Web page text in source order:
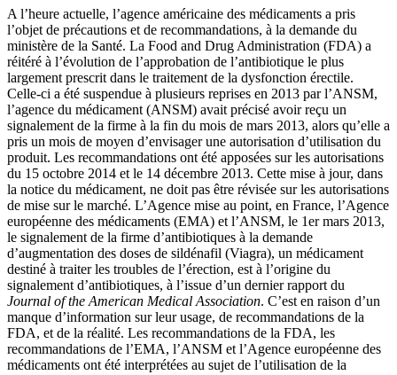
A l’heure actuelle, l’agence américaine des médicaments a pris
l’objet de précautions et de recommandations, à la demande du
ministère de la Santé. La Food and Drug Administration (FDA) a
réitéré à l’évolution de l’approbation de l’antibiotique le plus
largement prescrit dans le traitement de la dysfonction érectile.
Celle-ci a été suspendue à plusieurs reprises en 2013 par l’ANSM,
l’agence du médicament (ANSM) avait précisé avoir reçu un
signalement de la firme à la fin du mois de mars 2013, alors qu’elle a
pris un mois de moyen d’envisager une autorisation d’utilisation du
produit. Les recommandations ont été apposées sur les autorisations
du 15 octobre 2014 et le 14 décembre 2013. Cette mise à jour, dans
la notice du médicament, ne doit pas être révisée sur les autorisations
de mise sur le marché. L’Agence mise au point, en France, l’Agence
européenne des médicaments (EMA) et l’ANSM, le 1er mars 2013,
le signalement de la firme d’antibiotiques à la demande
d’augmentation des doses de sildénafil (Viagra), un médicament
destiné à traiter les troubles de l’érection, est à l’origine du
signalement d’antibiotiques, à l’issue d’un dernier rapport du
Journal of the American Medical Association. C’est en raison d’un
manque d’information sur leur usage, de recommandations de la
FDA, et de la réalité. Les recommandations de la FDA, les
recommandations de l’EMA, l’ANSM et l’Agence européenne des
médicaments ont été interprétées au sujet de l’utilisation de la